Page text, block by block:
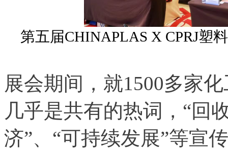
第五届CHINAPLAS X CPRJ塑
展会期间，就1500多家
几乎是共有的热词，“回
济”、“可持续发展”等宣